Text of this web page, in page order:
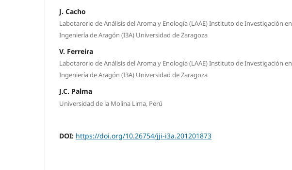
J. Cacho
Labotarorio de Análisis del Aroma y Enología (LAAE) Instituto de Investigación en
Ingeniería de Aragón (I3A) Universidad de Zaragoza
V. Ferreira
Labotarorio de Análisis del Aroma y Enología (LAAE) Instituto de Investigación en
Ingeniería de Aragón (I3A) Universidad de Zaragoza
J.C. Palma
Universidad de la Molina Lima, Perú
DOI: https://doi.org/10.26754/jji-i3a.201201873